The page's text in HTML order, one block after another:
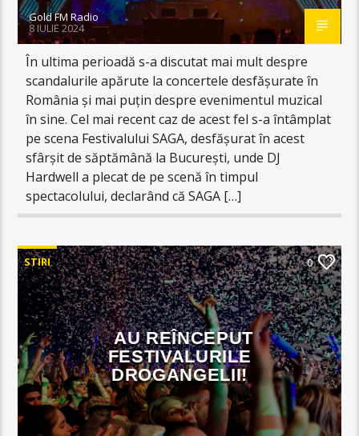
Gold FM Radio
8 IULIE 2024
În ultima perioadă s-a discutat mai mult despre
scandalurile apărute la concertele desfășurate în
România și mai puțin despre evenimentul muzical
în sine. Cel mai recent caz de acest fel s-a întâmplat
pe scena Festivalului SAGA, desfășurat în acest
sfârșit de săptămână la București, unde DJ
Hardwell a plecat de pe scenă în timpul
spectacolului, declarând că SAGA […]
STIRI 0
AU REÎNCEPUT
FESTIVALURILE
DROGANGELII!